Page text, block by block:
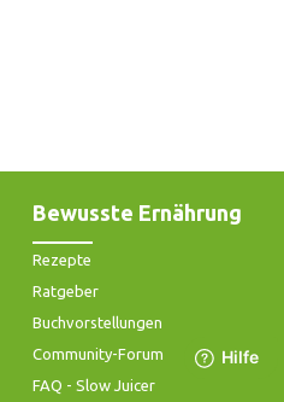
Bewusste Ernährung
Rezepte
Ratgeber
Buchvorstellungen
Community-Forum
FAQ - Slow Juicer